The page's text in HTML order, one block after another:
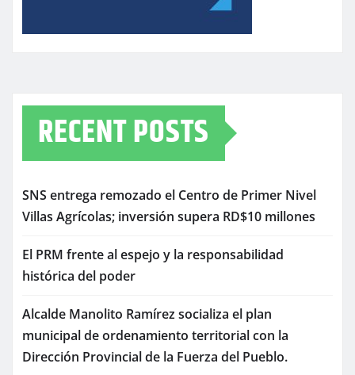
RECENT POSTS
SNS entrega remozado el Centro de Primer Nivel
Villas Agrícolas; inversión supera RD$10 millones
El PRM frente al espejo y la responsabilidad
histórica del poder
Alcalde Manolito Ramírez socializa el plan
municipal de ordenamiento territorial con la
Dirección Provincial de la Fuerza del Pueblo.